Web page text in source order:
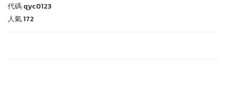
代碼qyc0123
人氣172